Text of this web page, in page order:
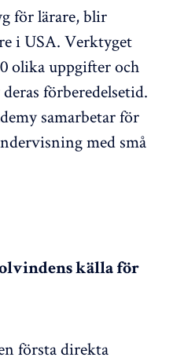
för lärare, blir
i USA. Verktyget
olika uppgifter och
förberedelsetid.
samarbetar för
med små
källa för
första direkta